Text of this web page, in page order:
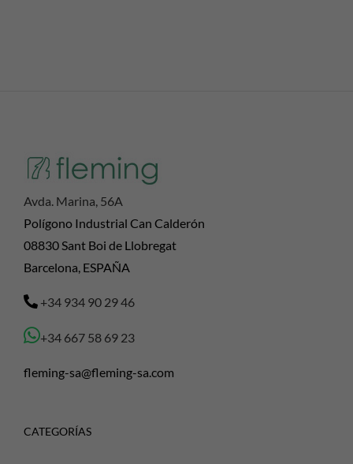
Avda. Marina, 56A
Polígono Industrial Can Calderón
08830 Sant Boi de Llobregat
Barcelona, ESPAÑA
+34 934 90 29 46
+34 667 58 69 23
fleming-sa@fleming-sa.com
CATEGORÍAS